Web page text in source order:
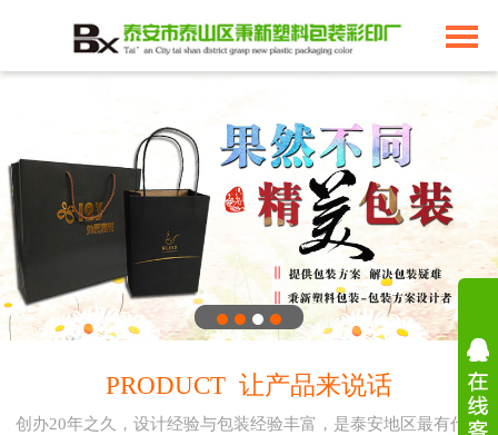
PRODUCT 让产品来说话
创办20年之久，设计经验与包装经验丰富，是泰安地区最有代表